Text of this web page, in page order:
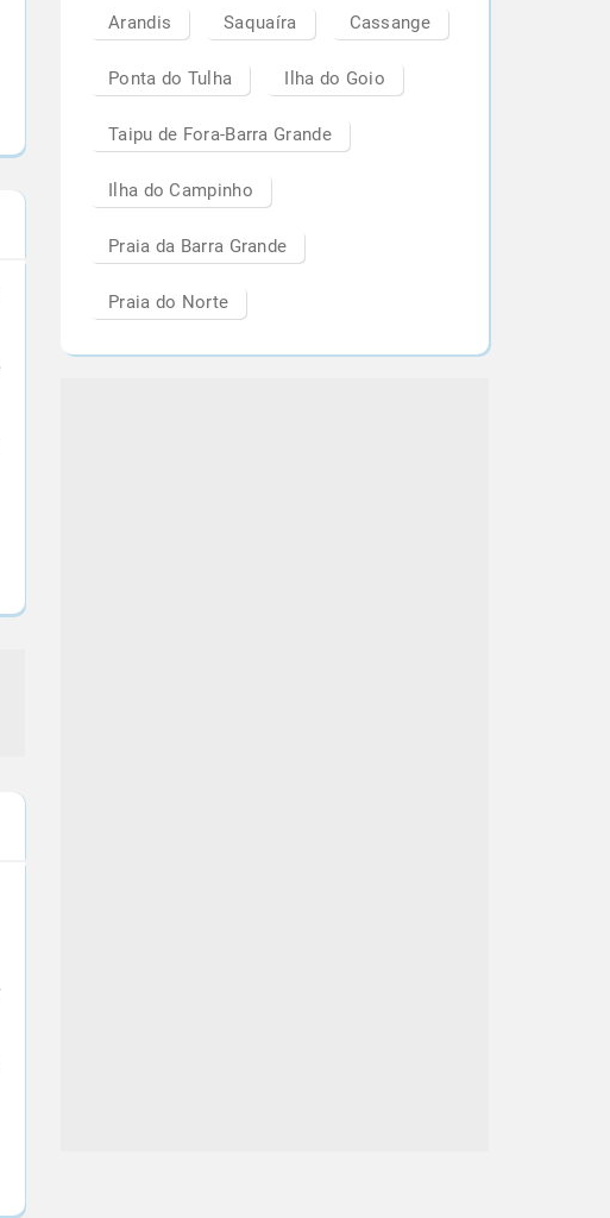
Arandis Saquaíra Cassange
Ponta do Tulha Ilha do Goio
Taipu de Fora-Barra Grande
Ilha do Campinho
Praia da Barra Grande
Praia do Norte